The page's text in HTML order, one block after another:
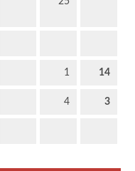
1 14
4 3